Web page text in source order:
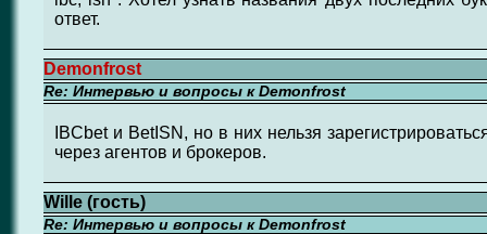
ответ.
Demonfrost
Re: Интервью и вопросы к Demonfrost
IBCbet и BetISN, но в них нельзя
через агентов и брокеров.
Wille (гость)
Re: Интервью и вопросы к Demonfrost